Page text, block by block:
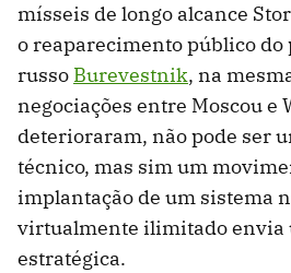
mísseis de longo alcance
o reaparecimento público do
russo Burevestnik, na
negociações entre Moscou e
deterioraram, não pode ser
técnico, mas sim um
implantação de um sistema
virtualmente ilimitado envia
estratégica.